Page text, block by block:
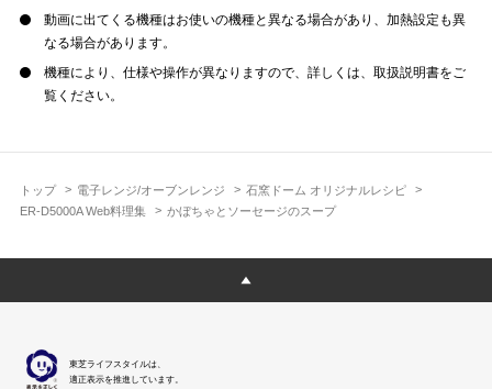
トップ 電子レンジ/オーブンレンジ
石窯ドーム オリジナルレシピ
ER-D5000A Web料理集
かぼちゃとソーセージのスープ
動画に出てくる機種はお使いの機種と異なる場合があり、加熱設定も異
なる場合があります。
機種により、仕様や操作が異なりますので、詳しくは、取扱説明書をご
覧ください。
東芝ライフスタイルは、
適正表示を推進しています。